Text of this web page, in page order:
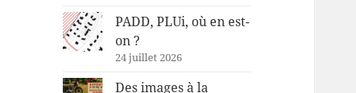
PADD, PLUi, où en est-
on ?
24 juillet 2026
Des images à la